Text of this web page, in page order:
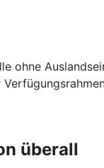
ohne
überall